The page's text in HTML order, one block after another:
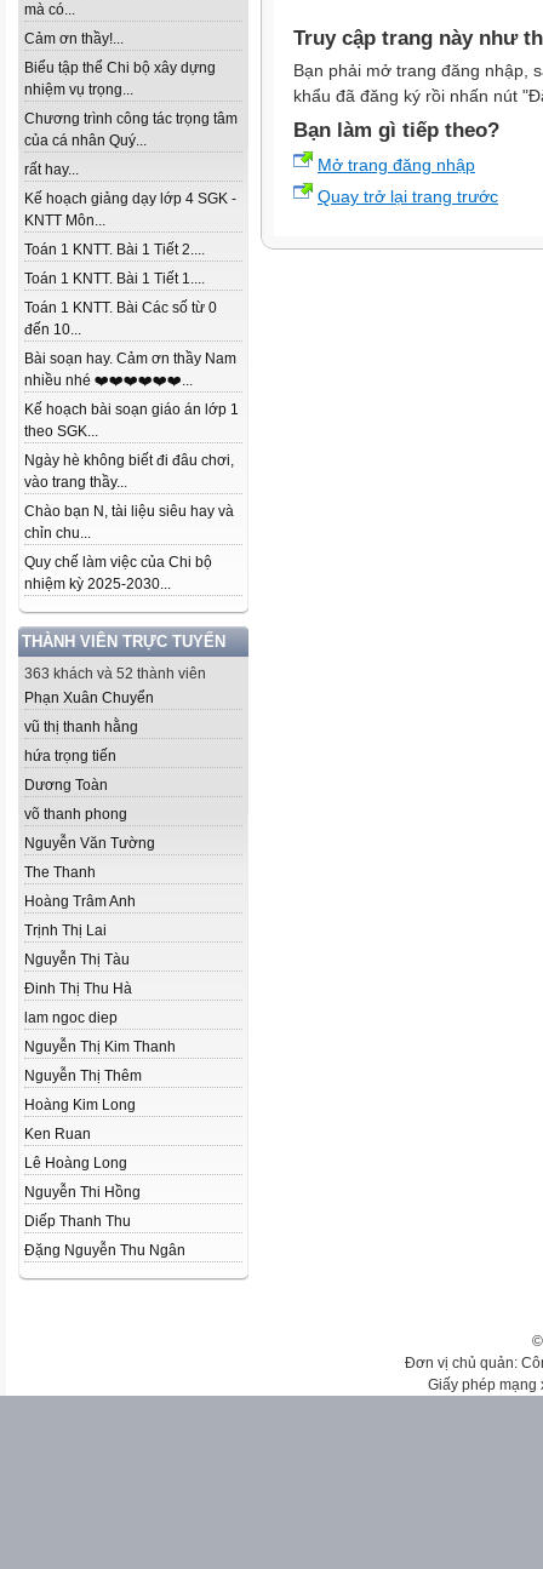
mà có...
Cảm ơn thầy!...
Biểu tập thể Chi bộ xây dựng
nhiệm vụ trọng...
Chương trình công tác trọng tâm
của cá nhân Quý...
rất hay...
Kế hoạch giảng dạy lớp 4 SGK -
KNTT Môn...
Toán 1 KNTT. Bài 1 Tiết 2....
Toán 1 KNTT. Bài 1 Tiết 1....
Toán 1 KNTT. Bài Các số từ 0
đến 10...
Bài soạn hay. Cảm ơn thầy Nam
nhiều nhé ❤️❤️❤️❤️❤️❤️...
Kế hoạch bài soạn giáo án lớp 1
theo SGK...
Ngày hè không biết đi đâu chơi,
vào trang thầy...
Chào bạn N, tài liệu siêu hay và
chỉn chu...
Quy chế làm việc của Chi bộ
nhiệm kỳ 2025-2030...
THÀNH VIÊN TRỰC TUYẾN
363 khách và 52 thành viên
Phạn Xuân Chuyển
vũ thị thanh hằng
hứa trọng tiến
Dương Toàn
võ thanh phong
Nguyễn Văn Tường
The Thanh
Hoàng Trâm Anh
Trịnh Thị Lai
Nguyễn Thị Tàu
Đinh Thị Thu Hà
lam ngoc diep
Nguyễn Thị Kim Thanh
Nguyễn Thị Thêm
Hoàng Kim Long
Ken Ruan
Lê Hoàng Long
Nguyễn Thi Hồng
Diếp Thanh Thu
Đặng Nguyễn Thu Ngân
Truy cập trang này như
Bạn phải mở trang đăng nhập,
khẩu đã đăng ký rồi nhấn nút
Bạn làm gì tiếp theo?
Mở trang đăng nhập
Quay trở lại trang trước
Đơn vị chủ quản:
Giấy phép mạng